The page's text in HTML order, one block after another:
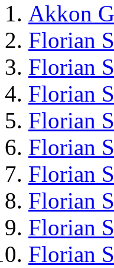
Akkon
Florian
Florian
Florian
Florian
Florian
Florian
Florian
Florian
Florian